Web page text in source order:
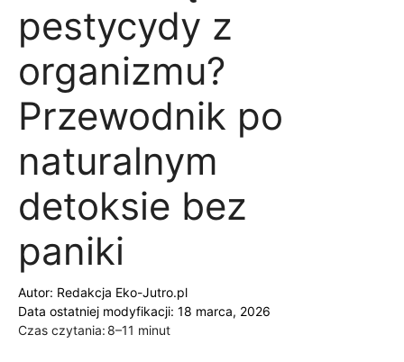
pestycydy z
organizmu?
Przewodnik po
naturalnym
detoksie bez
paniki
Autor: Redakcja Eko-Jutro.pl
Data ostatniej modyfikacji: 18 marca, 2026
Czas czytania: 8–11 minut